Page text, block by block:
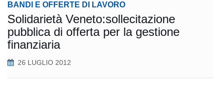
BANDI E OFFERTE DI LAVORO
Solidarietà Veneto:sollecitazione
pubblica di offerta per la gestione
finanziaria
26 LUGLIO 2012